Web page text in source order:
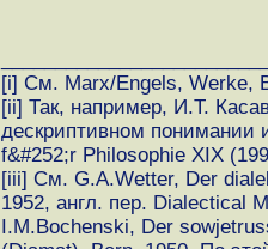
[i] См. Marx/Engels, Werke,
[ii] Так, например, И.Т.
дескриптивном понимании
f&#252;r Philosophie XIX
[iii] См. G.A.Wetter, Der
1952, англ. пер. Dialectical
I.M.Bochenski, Der